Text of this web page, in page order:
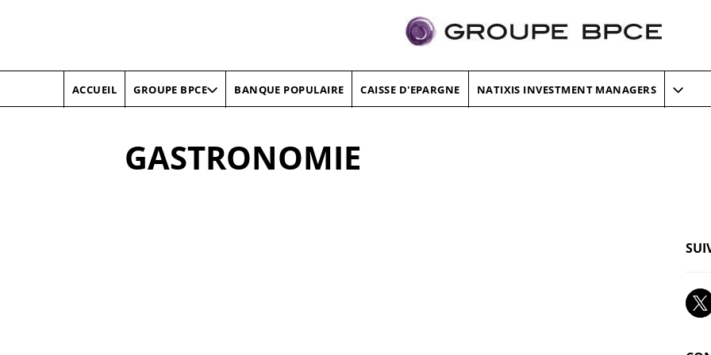
ACCUEIL GROUPE BPCE BANQUE POPULAIRE CAISSE D'EPARGNE NATIXIS INVESTMENT MANAGERS
GASTRONOMIE